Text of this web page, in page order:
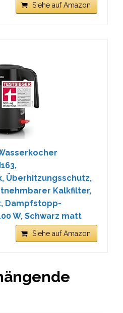
Siehe auf Amazon
Überhitzungsschutz,
Kalkfilter,
Dampfstopp-
W, Schwarz matt
Siehe auf Amazon